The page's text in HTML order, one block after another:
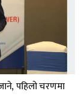
पहिलो चरणमा